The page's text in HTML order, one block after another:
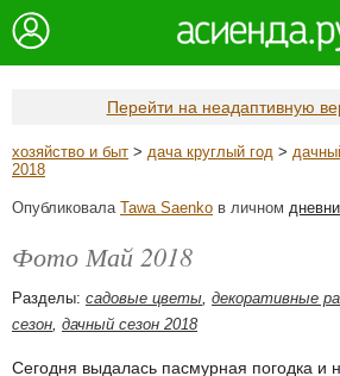
Перейти на неадаптивную
хозяйство и быт > дача круглый год >
2018
Опубликовала Tawa Saenko в личном
Фото Май 2018
Разделы: садовые цветы, декоративные
сезон, дачный сезон 2018
Сегодня выдалась пасмурная погодка и